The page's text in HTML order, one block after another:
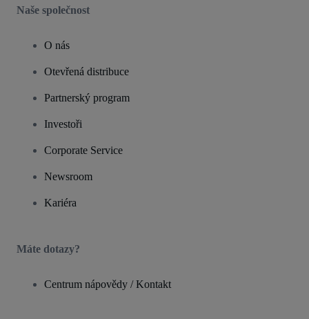
Naše společnost
O nás
Otevřená distribuce
Partnerský program
Investoři
Corporate Service
Newsroom
Kariéra
Máte dotazy?
Centrum nápovědy / Kontakt